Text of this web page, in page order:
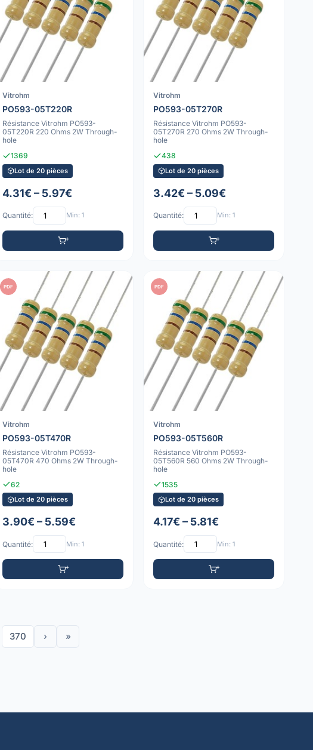
Vitrohm
PO593-05T220R
Résistance Vitrohm PO593-
05T220R 220 Ohms 2W Through-
hole
1369
Lot de 20 pièces
4.31€ – 5.97€
Quantité: Min: 1
Vitrohm
PO593-05T270R
Résistance Vitrohm PO593-
05T270R 270 Ohms 2W Through-
hole
438
Lot de 20 pièces
3.42€ – 5.09€
Quantité: Min: 1
PDF
Vitrohm
PO593-05T470R
Résistance Vitrohm PO593-
05T470R 470 Ohms 2W Through-
hole
62
Lot de 20 pièces
3.90€ – 5.59€
Quantité: Min: 1
PDF
Vitrohm
PO593-05T560R
Résistance Vitrohm PO593-
05T560R 560 Ohms 2W Through-
hole
1535
Lot de 20 pièces
4.17€ – 5.81€
Quantité: Min: 1
370 › »